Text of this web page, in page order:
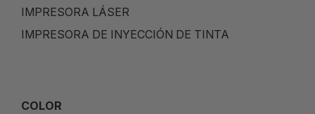
IMPRESORA LÁSER
IMPRESORA DE INYECCIÓN DE TINTA
COLOR